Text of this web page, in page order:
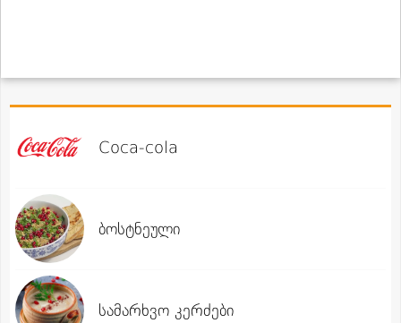
Coca-cola
ბოსტნეული
სამარხვო კერძები